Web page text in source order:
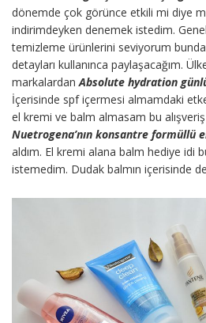
dönemde çok görünce etkili mi diye
indirimdeyken denemek istedim.
temizleme ürünlerini seviyorum
detayları kullanınca paylaşacağım.
markalardanAbsolute hydration
İçerisinde spf içermesi almamdaki
el kremi ve balm almasam bu alışveriş
Nuetrogena’nın konsantre formüllü
aldım. El kremi alana balm hediye idi
istemedim. Dudak balmın içerisinde